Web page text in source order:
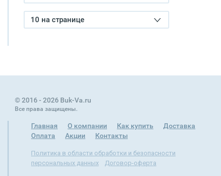
10 на странице
© 2016 - 2026 Buk-Va.ru
Все права защищены.
Главная О компании Как купить
Доставка
Оплата
Акции Контакты
Политика в области обработки и безопасности
персональных данных
Договор-оферта